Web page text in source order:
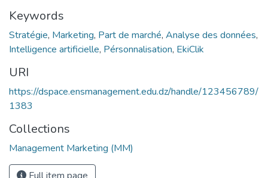
Keywords
Stratégie, Marketing, Part de marché, Analyse des données,
Intelligence artificielle, Pérsonnalisation, EkiClik
URI
https://dspace.ensmanagement.edu.dz/handle/123456789/
1383
Collections
Management Marketing (MM)